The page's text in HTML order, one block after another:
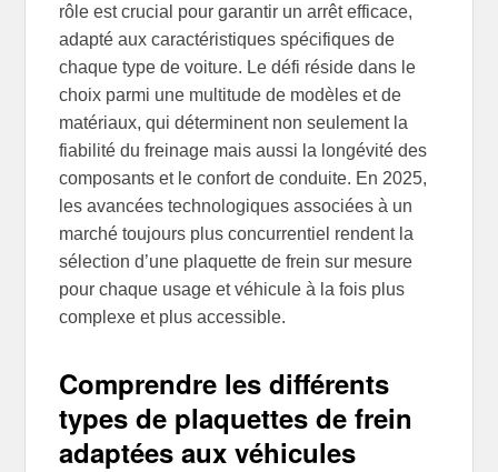
rôle est crucial pour garantir un arrêt efficace,
adapté aux caractéristiques spécifiques de
chaque type de voiture. Le défi réside dans le
choix parmi une multitude de modèles et de
matériaux, qui déterminent non seulement la
fiabilité du freinage mais aussi la longévité des
composants et le confort de conduite. En 2025,
les avancées technologiques associées à un
marché toujours plus concurrentiel rendent la
sélection d’une plaquette de frein sur mesure
pour chaque usage et véhicule à la fois plus
complexe et plus accessible.
Comprendre les différents
types de plaquettes de frein
adaptées aux véhicules